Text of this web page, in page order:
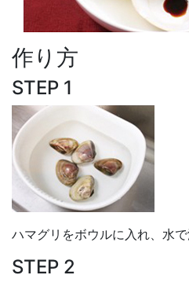
作り方
STEP 1
ハマグリをボウルに入れ、水で
STEP 2